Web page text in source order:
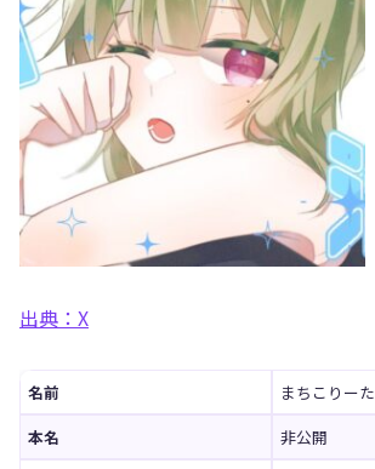
出典：X
名前
まちこりーた
本名
非公開